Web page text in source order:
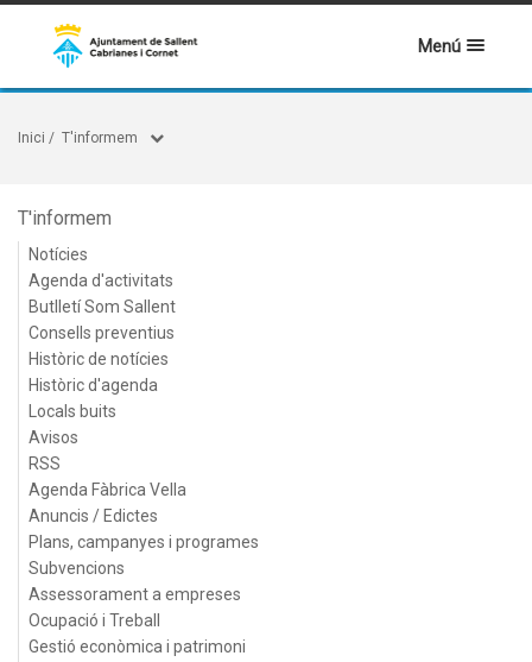
Menú
Inici / T'informem
T'informem
Notícies
Agenda d'activitats
Butlletí Som Sallent
Consells preventius
Històric de notícies
Històric d'agenda
Locals buits
Avisos
RSS
Agenda Fàbrica Vella
Anuncis / Edictes
Plans, campanyes i programes
Subvencions
Assessorament a empreses
Ocupació i Treball
Gestió econòmica i patrimoni